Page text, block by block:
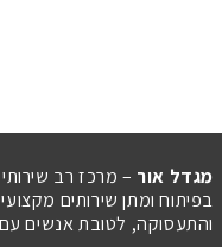
מגדל אור – מרכז רב
בפיתוח ומתן שירותים
והתעסוקה, לטובת אנשים עם